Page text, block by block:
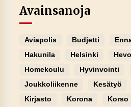
Avainsanoja
Aviapolis Budjetti
Hakunila
Helsinki
Homekoulu
Hyvinvointi
Joukkoliikenne
Kesätyö
Kirjasto
Korona Korso